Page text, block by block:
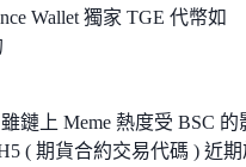
Wallet 獨家 TGE 代幣如
鏈上 Meme 熱度受 BSC 的
( 期貨合約交易代碼 ) 近